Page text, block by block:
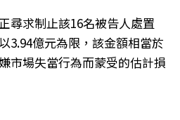
尋求制止該16名被告人處置
3.94億元為限，該金額相當於
市場失當行為而蒙受的估計損